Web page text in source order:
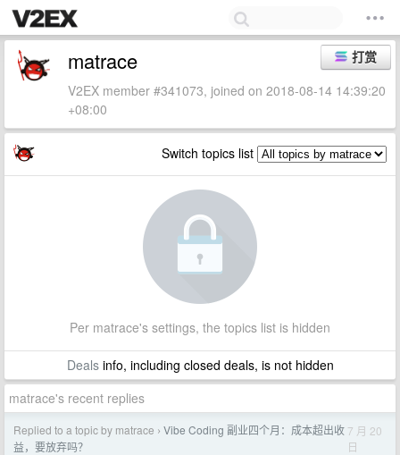
打赏
matrace
V2EX member #341073, joined on 2018-08-14 14:39:20
+08:00
Switch topics list
Per matrace's settings, the topics list is hidden
Dealsinfo, including closed deals, is not hidden
matrace's recent replies
Replied to a topic by matrace › Vibe Coding 副业四个月：成本超出收
益，要放弃吗？
7 月 20
日